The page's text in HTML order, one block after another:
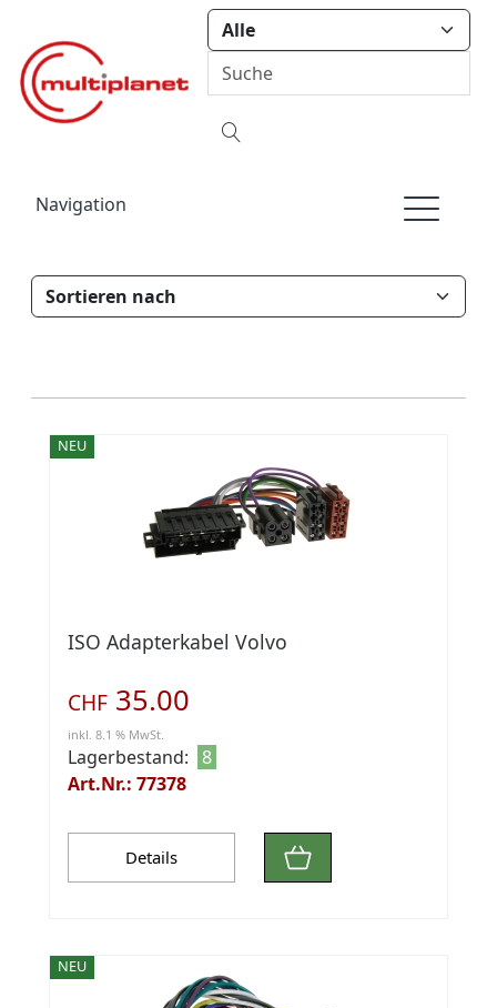
Navigation
NEU
ISO Adapterkabel Volvo
CHF 35.00
inkl. 8.1 % MwSt.
Lagerbestand:
8
Art.Nr.: 77378
Details
NEU